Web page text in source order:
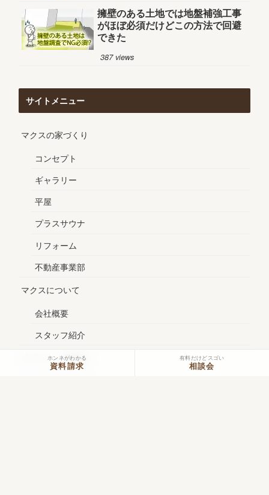
擁壁のある土地では地盤補強工事
がほぼ必須だけどこの方法で回避
できた
387 views
サイトメニュー
マクスの家づくり
コンセプト
ギャラリー
平屋
プラスサウナ
リフォーム
不動産事業部
マクスについて
会社概要
スタッフ紹介
イベント・見学会
ホンネがわかる
資料請求
有料だけどスゴい
相談会